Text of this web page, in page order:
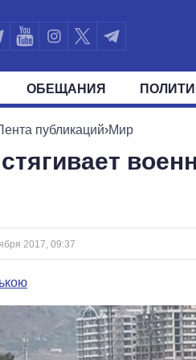
ОБЕЩАНИЯ
ВСЕ ПОЛИТИКИ ПРЕЗИДЕНТ И
публикаций›Мир
2017, 09:37